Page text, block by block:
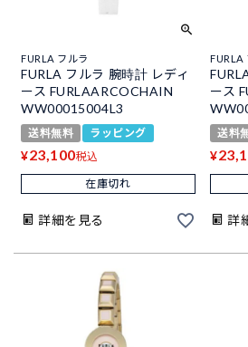
FURLA フルラ
FURLA フルラ 腕時計 レディ
ース FURLAARCOCHAIN
WW00015004L3
送料無料 ラッピング
¥23,100税込
在庫切れ
詳細を見る
FURLA
ース
送料
¥
詳